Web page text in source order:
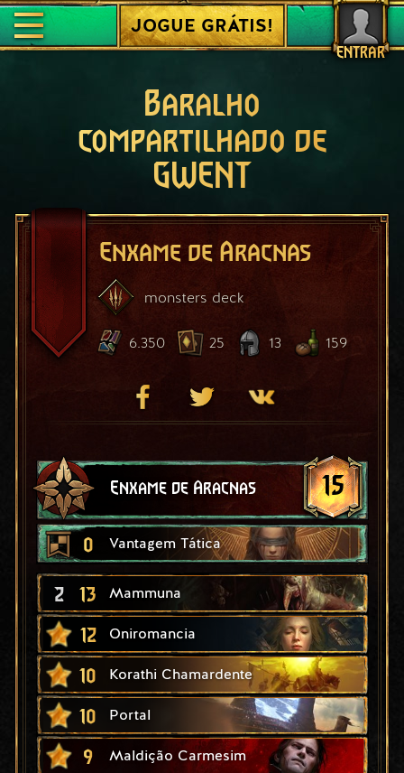
ENTRAR
JOGUE GRÁTIS!
Baralho
compartilhado de
GWENT
Enxame de Aracnas
monsters deck
6.350 25 13 159
Enxame de Aracnas 15
0 Vantagem Tática
2 13 Mammuna
12 Oniromancia
10 Korathi Chamardente
10 Portal
9 Maldição Carmesim